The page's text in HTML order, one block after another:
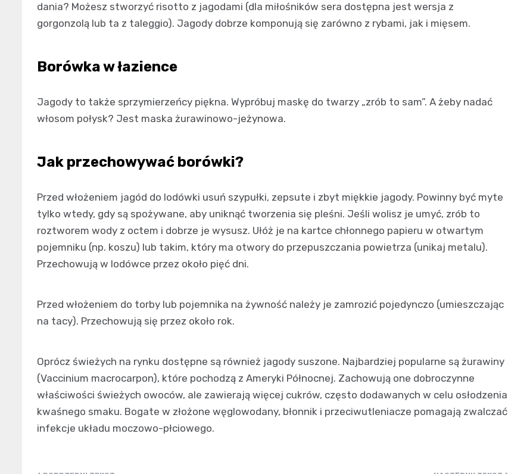
dania? Możesz stworzyć risotto z jagodami (dla miłośników sera dostępna jest wersja z
gorgonzolą lub ta z taleggio). Jagody dobrze komponują się zarówno z rybami, jak i mięsem.
Borówka w łazience
Jagody to także sprzymierzeńcy piękna. Wypróbuj maskę do twarzy „zrób to sam”. A żeby nadać
włosom połysk? Jest maska ​​żurawinowo-jeżynowa.
Jak przechowywać borówki?
Przed włożeniem jagód do lodówki usuń szypułki, zepsute i zbyt miękkie jagody. Powinny być myte
tylko wtedy, gdy są spożywane, aby uniknąć tworzenia się pleśni. Jeśli wolisz je umyć, zrób to
roztworem wody z octem i dobrze je wysusz. Ułóż je na kartce chłonnego papieru w otwartym
pojemniku (np. koszu) lub takim, który ma otwory do przepuszczania powietrza (unikaj metalu).
Przechowują w lodówce przez około pięć dni.
Przed włożeniem do torby lub pojemnika na żywność należy je zamrozić pojedynczo (umieszczając
na tacy). Przechowują się przez około rok.
Oprócz świeżych na rynku dostępne są również jagody suszone. Najbardziej popularne są żurawiny
(Vaccinium macrocarpon), które pochodzą z Ameryki Północnej. Zachowują one dobroczynne
właściwości świeżych owoców, ale zawierają więcej cukrów, często dodawanych w celu osłodzenia
kwaśnego smaku. Bogate w złożone węglowodany, błonnik i przeciwutleniacze pomagają zwalczać
infekcje układu moczowo-płciowego.